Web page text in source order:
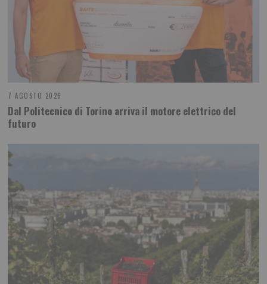
7 AGOSTO 2026
Dal Politecnico di Torino arriva il motore elettrico del
futuro